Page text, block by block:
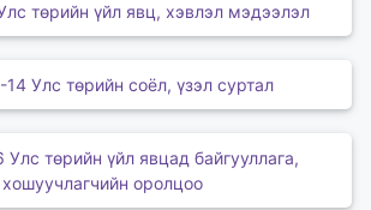
төрийн үйл явц, хэвлэл мэдээлэл
Улс төрийн соёл, үзэл суртал
төрийн үйл явцад байгууллага,
хошуучлагчийн оролцоо